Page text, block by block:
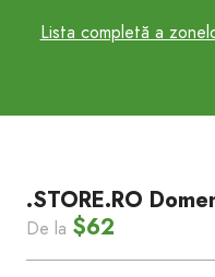
Lista completă a
.STORE.RO
De la $62